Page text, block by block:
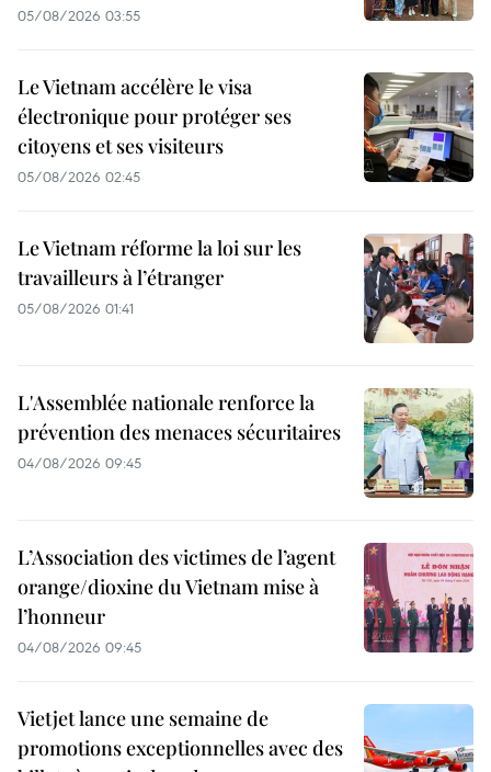
05/08/2026 03:55
Le Vietnam accélère le visa
électronique pour protéger ses
citoyens et ses visiteurs
05/08/2026 02:45
Le Vietnam réforme la loi sur les
travailleurs à l’étranger
05/08/2026 01:41
L'Assemblée nationale renforce la
prévention des menaces sécuritaires
04/08/2026 09:45
L’Association des victimes de l’agent
orange/dioxine du Vietnam mise à
l’honneur
04/08/2026 09:45
Vietjet lance une semaine de
promotions exceptionnelles avec des